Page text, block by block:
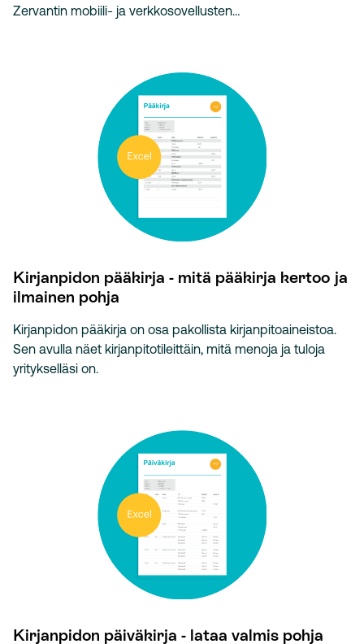
Zervantin mobiili- ja verkkosovellusten…
Kirjanpidon pääkirja - mitä pääkirja kertoo ja
ilmainen pohja
Kirjanpidon pääkirja on osa pakollista kirjanpitoaineistoa.
Sen avulla näet kirjanpitotileittäin, mitä menoja ja tuloja
yritykselläsi on.
Kirjanpidon päiväkirja - lataa valmis pohja